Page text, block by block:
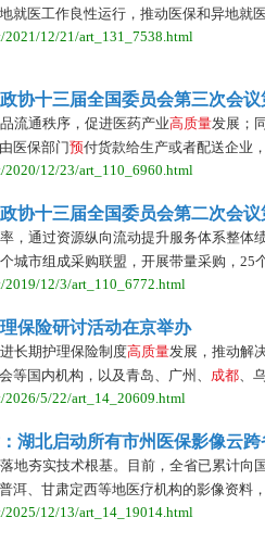
就医工作良性运行，推动医保和异地就
2021/12/21/art_131_7538.html
协十三届全国委员会第三次会
流通秩序，促进医药产业高质量发展；
由医保部门预付货款给生产或者配送企业
2020/12/23/art_110_6960.html
协十三届全国委员会第二次会
，通过资源纵向流动提升服务体系整体
城市组成采购联盟，开展带量采购，25
2019/12/3/art_110_6772.html
保险研讨活动在京举办
长期护理保险制度高质量发展，推动解
等国内机构，以及青岛、广州、 成都、
2026/5/22/art_14_20609.html
湖北启动所有市州医保影像云跨
地夯实技术根基。目前，全省已累计向
洱、甘肃定西等地医疗机构的影像资料
2025/12/13/art_14_19014.html